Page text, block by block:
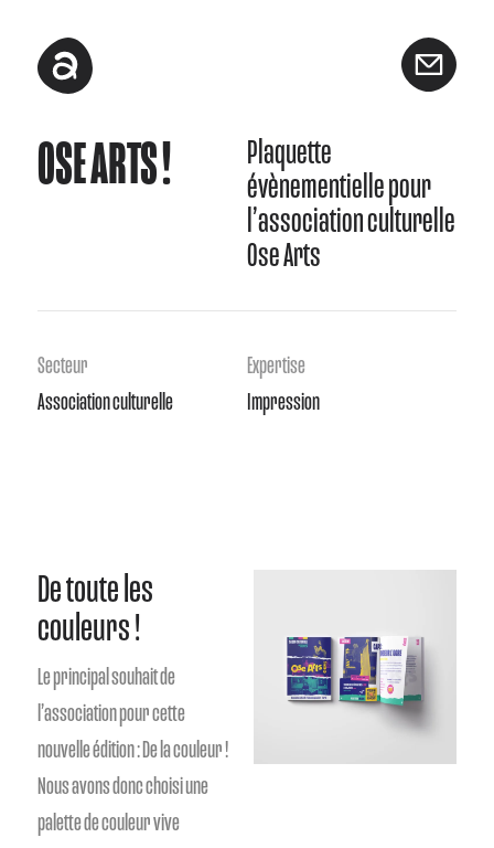
OSE ARTS !
Plaquette
évènementielle pour
l’association culturelle
Ose Arts
Association culturelle Impression
De toute les
couleurs !​
Le principal souhait de
l’association pour cette
nouvelle édition : De la couleur !
Nous avons donc choisi une
palette de couleur vive